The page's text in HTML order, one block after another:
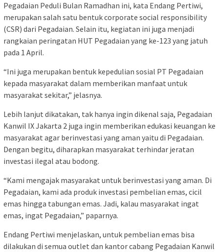
Pegadaian Peduli Bulan Ramadhan ini, kata Endang Pertiwi,
merupakan salah satu bentuk corporate social responsibility
(CSR) dari Pegadaian. Selain itu, kegiatan ini juga menjadi
rangkaian peringatan HUT Pegadaian yang ke-123 yang jatuh
pada 1 April.
“Ini juga merupakan bentuk kepedulian sosial PT Pegadaian
kepada masyarakat dalam memberikan manfaat untuk
masyarakat sekitar,” jelasnya.
Lebih lanjut dikatakan, tak hanya ingin dikenal saja, Pegadaian
Kanwil IX Jakarta 2 juga ingin memberikan edukasi keuangan ke
masyarakat agar berinvestasi yang aman yaitu di Pegadaian.
Dengan begitu, diharapkan masyarakat terhindar jeratan
investasi ilegal atau bodong.
“Kami mengajak masyarakat untuk berinvestasi yang aman. Di
Pegadaian, kami ada produk investasi pembelian emas, cicil
emas hingga tabungan emas. Jadi, kalau masyarakat ingat
emas, ingat Pegadaian,” paparnya.
Endang Pertiwi menjelaskan, untuk pembelian emas bisa
dilakukan di semua outlet dan kantor cabang Pegadaian Kanwil